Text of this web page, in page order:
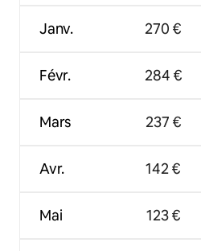
Janv.
Févr.
Mars
Avr.
Mai
270 €
284 €
237 €
142 €
123 €